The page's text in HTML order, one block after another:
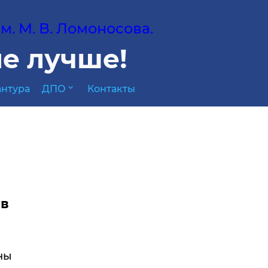
М. В. Ломоносова.
лучше!
ДПО expand_more Контакты